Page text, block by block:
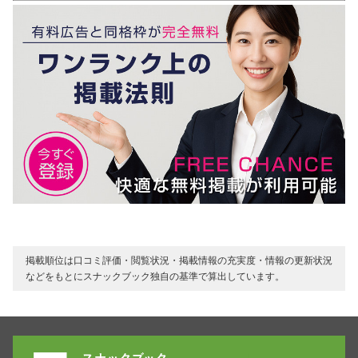
掲載順位は口コミ評価・閲覧状況・掲載情報の充実度・情報の更新状況
などをもとにスナックブック独自の基準で算出しています。